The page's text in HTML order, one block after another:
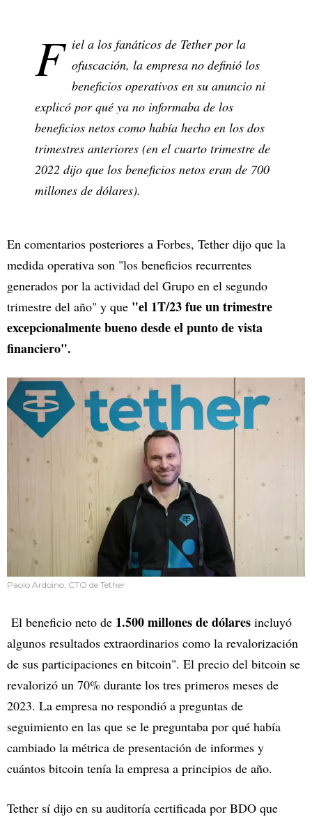
F iel a los fanáticos de Tether por la
ofuscación, la empresa no definió los
beneficios operativos en su anuncio ni
explicó por qué ya no informaba de los
beneficios netos como había hecho en los dos
trimestres anteriores (en el cuarto trimestre de
2022 dijo que los beneficios netos eran de 700
millones de dólares).
En comentarios posteriores a Forbes, Tether dijo que la
medida operativa son "los beneficios recurrentes
generados por la actividad del Grupo en el segundo
trimestre del año" y que "el 1T/23 fue un trimestre
excepcionalmente bueno desde el punto de vista
financiero".
Paolo Ardoino, CTO de Tether
El beneficio neto de 1.500 millones de dólares incluyó
algunos resultados extraordinarios como la revalorización
de sus participaciones en bitcoin". El precio del bitcoin se
revalorizó un 70% durante los tres primeros meses de
2023. La empresa no respondió a preguntas de
seguimiento en las que se le preguntaba por qué había
cambiado la métrica de presentación de informes y
cuántos bitcoin tenía la empresa a principios de año.
Tether sí dijo en su auditoría certificada por BDO que